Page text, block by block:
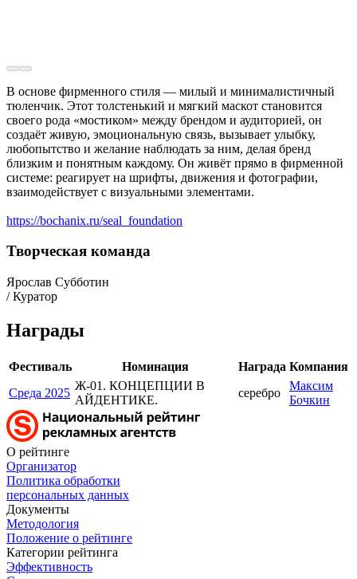
В основе фирменного стиля — милый и минималистичный
тюленчик. Этот толстенький и мягкий маскот становится
своего рода «мостиком» между брендом и аудиторией, он
создаёт живую, эмоциональную связь, вызывает улыбку,
любопытство и желание наблюдать за ним, делая бренд
близким и понятным каждому. Он живёт прямо в фирменной
системе: реагирует на шрифты, движения и фотографии,
взаимодействует с визуальными элементами.
https://bochanix.ru/seal_foundation
Творческая команда
Ярослав Субботин
/ Куратор
Награды
Фестиваль Номинация Награда Компания
Среда 2025
Ж-01. КОНЦЕПЦИИ В
АЙДЕНТИКЕ.
серебро
Максим
Бочкин
О рейтинге
Организатор
Политика обработки
персональных данных
Документы
Методология
Положение о рейтинге
Категории рейтинга
Эффективность